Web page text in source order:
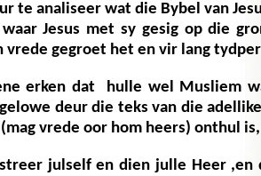
te analiseer wat die Bybel van
Jesus met sy gesig op die
vrede gegroet het en vir lang
erken dat hulle wel Musliem
deur die teks van die
vrede oor hom heers) onthul
julself en dien julle Heer ,en